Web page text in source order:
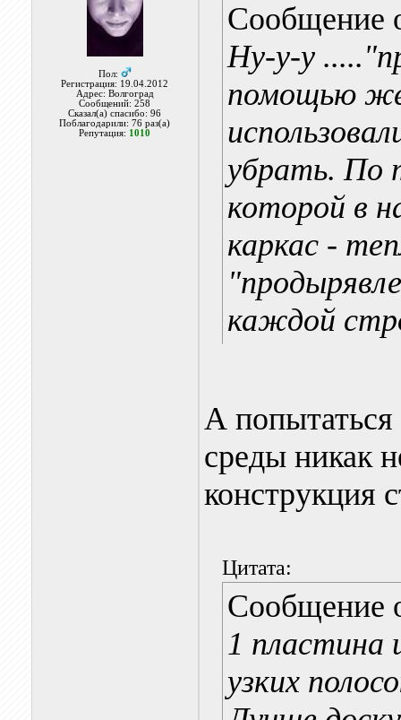
Пол:
Регистрация: 19.04.2012
Адрес: Волгоград
Сообщений: 258
Сказал(а) спасибо: 96
Поблагодарили: 76 раз(а)
Репутация: 1010
Сообщение
Ну-у-у
помощью
убрать. По
которой в
каркас -
каждой
А попытаться
среды никак
конструкция
Цитата:
Сообщение
1 пластина
узких